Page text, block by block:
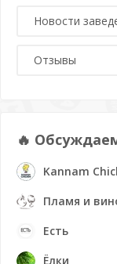
Новости
Отзывы
🔥
Kannam
Пламя и
Есть
Ёлки